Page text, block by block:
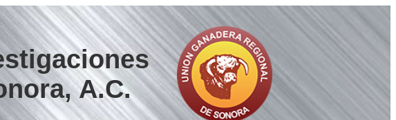
A.C.